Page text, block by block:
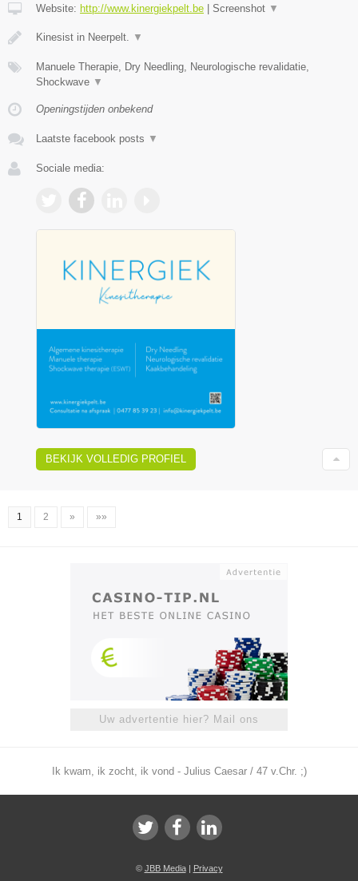
Website: http://www.kinergiekpelt.be | Screenshot ▼
Kinesist in Neerpelt. ▼
Manuele Therapie, Dry Needling, Neurologische revalidatie,
Shockwave ▼
Openingstijden onbekend
Laatste facebook posts ▼
Sociale media:
BEKIJK VOLLEDIG PROFIEL
1 2 » »»
Uw advertentie hier? Mail ons
Ik kwam, ik zocht, ik vond - Julius Caesar / 47 v.Chr. ;)
© JBB Media| Privacy